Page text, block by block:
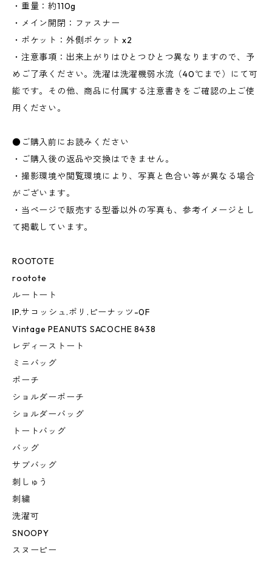
・重量：約110g
・メイン開閉：ファスナー
・ポケット：外側ポケット x2
・注意事項：出来上がりはひとつひとつ異なりますので、予
めご了承ください。洗濯は洗濯機弱水流（40℃まで）にて可
能です。その他、商品に付属する注意書きをご確認の上ご使
用ください。
●ご購入前にお読みください
・ご購入後の返品や交換はできません。
・撮影環境や閲覧環境により、写真と色合い等が異なる場合
がございます。
・当ページで販売する型番以外の写真も、参考イメージとし
て掲載しています。
ROOTOTE
rootote
ルートート
IP.サコッシュ.ポリ.ピーナッツ-0F
Vintage PEANUTS SACOCHE 8438
レディーストート
ミニバッグ
ポーチ
ショルダーポーチ
ショルダーバッグ
トートバッグ
バッグ
サブバッグ
刺しゅう
刺繍
洗濯可
SNOOPY
スヌーピー